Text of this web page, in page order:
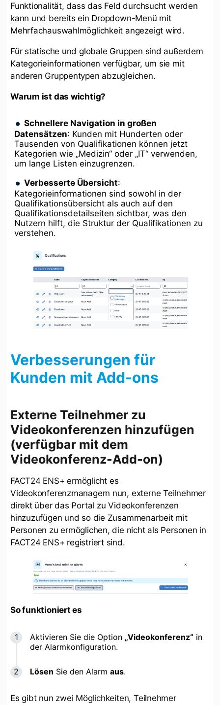
Funktionalität, dass das Feld durchsucht werden
kann und bereits ein Dropdown-Menü mit
Mehrfachauswahlmöglichkeit angezeigt wird.
Für statische und globale Gruppen sind außerdem
Kategorieinformationen verfügbar, um sie mit
anderen Gruppentypen abzugleichen.
Warum ist das wichtig?
Schnellere Navigation in großen
Datensätzen: Kunden mit Hunderten oder
Tausenden von Qualifikationen können jetzt
Kategorien wie „Medizin“ oder „IT“ verwenden,
um lange Listen einzugrenzen.
Verbesserte Übersicht:
Kategorieinformationen sind sowohl in der
Qualifikationsübersicht als auch auf den
Qualifikationsdetailseiten sichtbar, was den
Nutzern hilft, die Struktur der Qualifikationen zu
verstehen.
Verbesserungen für
Kunden mit Add-ons
Externe Teilnehmer zu
Videokonferenzen hinzufügen
(verfügbar mit dem
Videokonferenz-Add-on)
FACT24 ENS+ ermöglicht es
Videokonferenzmanagern nun, externe Teilnehmer
direkt über das Portal zu Videokonferenzen
hinzuzufügen und so die Zusammenarbeit mit
Personen zu ermöglichen, die nicht als Personen in
FACT24 ENS+ registriert sind.
So funktioniert es
Aktivieren Sie die Option „Videokonferenz“ in
der Alarmkonfiguration.
Lösen Sie den Alarm aus.
Es gibt nun zwei Möglichkeiten, Teilnehmer